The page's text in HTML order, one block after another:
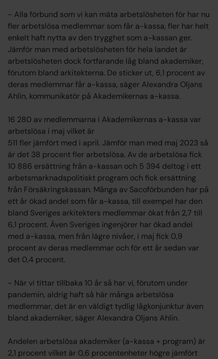
− Alla förbund som vi kan mäta arbetslösheten för har nu
fler arbetslösa medlemmar som får a-kassa, fler har helt
enkelt haft nytta av den trygghet som a-kassan ger.
Jämför man med arbetslösheten för hela landet är
arbetslösheten dock fortfarande låg bland akademiker,
förutom bland arkitekterna. De sticker ut, 6,1 procent av
deras medlemmar får a-kassa, säger Alexandra Oljans
Ahlin, kommunikatör på Akademikernas a-kassa.
16 280 av medlemmarna i Akademikernas a-kassa var
arbetslösa i maj vilket är
511 fler jämfört med i april. Jämför man med maj 2023 så
är det 38 procent fler arbetslösa. Av de arbetslösa fick
10 886 ersättning från a-kassan och 5 394 deltog i ett
arbetsmarknadspolitiskt program och fick ersättning
från Försäkringskassan. Många av Sacoförbunden har på
ett år ökad andel som får a-kassa, till exempel har den
bland Sveriges arkitekters medlemmar ökat från 2,7 till
6,1 procent. Även Sveriges ingenjörer har ökad andel
med a-kassa, men från lägre nivåer, i maj fick 0,9
procent av deras medlemmar och för ett år sedan var
det 0,4 procent.
− När vi tittar tillbaka 10 år så har vi, förutom under
pandemin, aldrig haft så här många arbetslösa
medlemmar, det är en väldigt tydlig lågkonjunktur även
bland akademiker, säger Alexandra Oljans Ahlin.
Andelen arbetslösa akademiker (a-kassa + program) är
2,1 procent vilket är 0,6 procentenheter högre jämfört